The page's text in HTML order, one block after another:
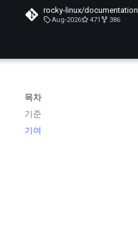
rocky-linux/documentation
Aug-2026 471 386
목차
기준
기여